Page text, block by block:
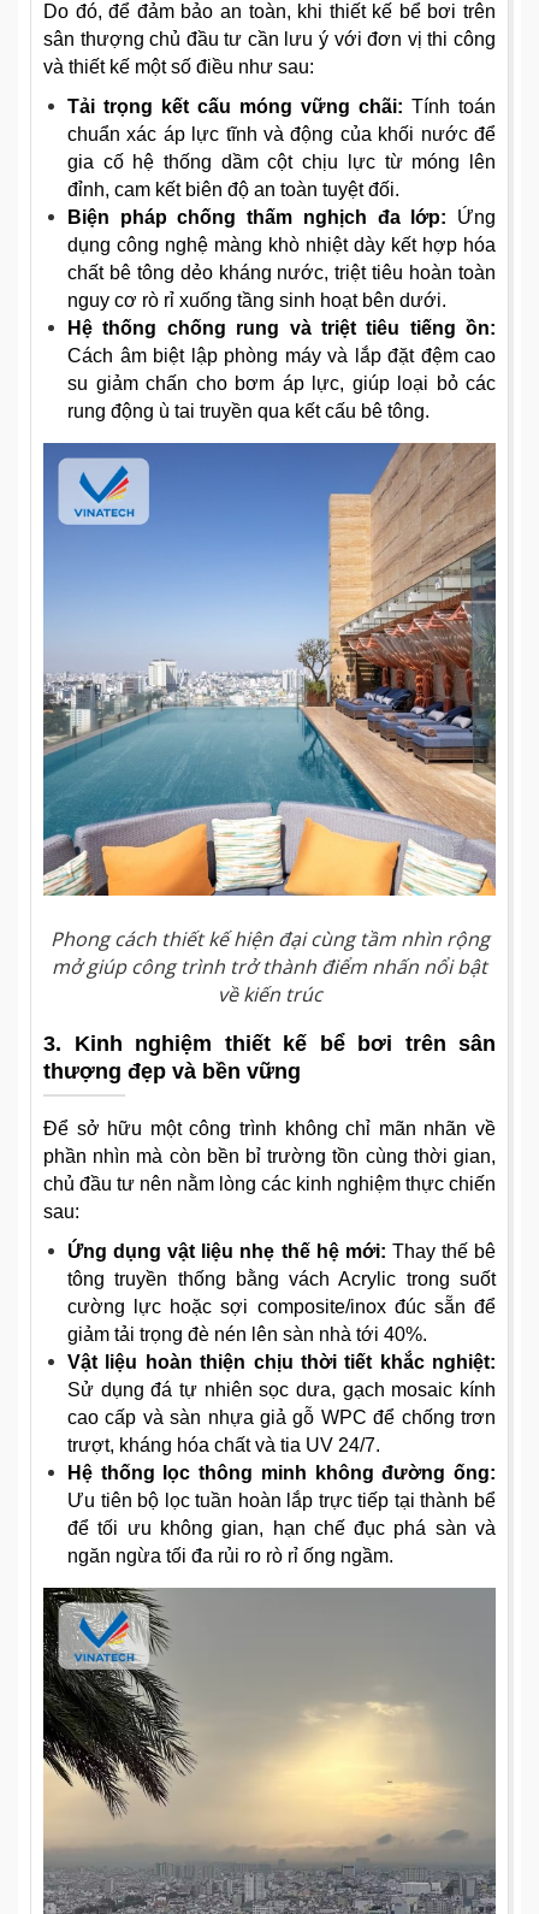
Do đó, để đảm bảo an toàn, khi thiết kế bể bơi trên
sân thượng chủ đầu tư cần lưu ý với đơn vị thi công
và thiết kế một số điều như sau:
Tải trọng kết cấu móng vững chãi: Tính toán
chuẩn xác áp lực tĩnh và động của khối nước để
gia cố hệ thống dầm cột chịu lực từ móng lên
đỉnh, cam kết biên độ an toàn tuyệt đối.
Biện pháp chống thấm nghịch đa lớp: Ứng
dụng công nghệ màng khò nhiệt dày kết hợp hóa
chất bê tông dẻo kháng nước, triệt tiêu hoàn toàn
nguy cơ rò rỉ xuống tầng sinh hoạt bên dưới.
Hệ thống chống rung và triệt tiêu tiếng ồn:
Cách âm biệt lập phòng máy và lắp đặt đệm cao
su giảm chấn cho bơm áp lực, giúp loại bỏ các
rung động ù tai truyền qua kết cấu bê tông.
Phong cách thiết kế hiện đại cùng tầm nhìn rộng
mở giúp công trình trở thành điểm nhấn nổi bật
về kiến trúc
3. Kinh nghiệm thiết kế bể bơi trên sân
thượng đẹp và bền vững
Để sở hữu một công trình không chỉ mãn nhãn về
phần nhìn mà còn bền bỉ trường tồn cùng thời gian,
chủ đầu tư nên nằm lòng các kinh nghiệm thực chiến
sau:
Ứng dụng vật liệu nhẹ thế hệ mới: Thay thế bê
tông truyền thống bằng vách Acrylic trong suốt
cường lực hoặc sợi composite/inox đúc sẵn để
giảm tải trọng đè nén lên sàn nhà tới 40%.
Vật liệu hoàn thiện chịu thời tiết khắc nghiệt:
Sử dụng đá tự nhiên sọc dưa, gạch mosaic kính
cao cấp và sàn nhựa giả gỗ WPC để chống trơn
trượt, kháng hóa chất và tia UV 24/7.
Hệ thống lọc thông minh không đường ống:
Ưu tiên bộ lọc tuần hoàn lắp trực tiếp tại thành bể
để tối ưu không gian, hạn chế đục phá sàn và
ngăn ngừa tối đa rủi ro rò rỉ ống ngầm.